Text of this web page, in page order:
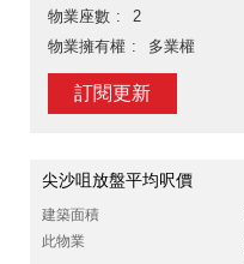
物業座數
2
物業擁有權
多業權
訂閱更新
尖沙咀放盤平均呎價
建築面積
此物業